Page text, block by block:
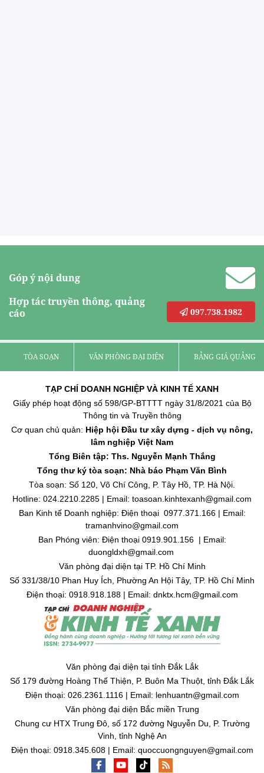
Góp ý nội dung
Hợp tác truyền thông, quảng
cáo
097.738.1982
TÒA SOẠN VĂN PHÒNG ĐẠI DIỆN BẢNG GIÁ QUẢNG
TẠP CHÍ DOANH NGHIỆP VÀ KINH TẾ XANH
Giấy phép hoạt động số 598/GP-BTTTT ngày 31/8/2021 của Bộ
Thông tin và Truyền thông
Cơ quan chủ quản: Hiệp hội Đầu tư xây dựng - dịch vụ nông,
lâm nghiệp Việt Nam
Tổng Biên tập: Ths. Nguyễn Mạnh Thắng
Tổng thư ký tòa soạn: Nhà báo Phạm Văn Bình
Tòa soạn: Số 120, Võ Chí Công, P. Tây Hồ, TP. Hà Nội.
Hotline: 024.2210.2285 | Email: toasoan.kinhtexanh@gmail.com
Ban Kinh tế Doanh nghiệp: Điện thoại 0977.371.166 | Email:
tramanhvino@gmail.com
Ban Phóng viên: Điện thoại 0919.901.156 | Email:
duongldxh@gmail.com
Văn phòng đại diện tại TP. Hồ Chí Minh
Số 331/38/10 Phan Huy Ích, Phường An Hội Tây, TP. Hồ Chí Minh
Điện thoại: 0918.918.188 | Email: dnktx.hcm@gmail.com
Văn phòng đại diện tại tỉnh Đắk Lắk
Số 179 đường Hoàng Thế Thiện, P. Buôn Ma Thuột, tỉnh Đắk Lắk
Điện thoại: 026.2361.1116 | Email: lenhuantn@gmail.com
Văn phòng đại diện Bắc miền Trung
Chung cư HTX Trung Đô, số 172 đường Nguyễn Du, P. Trường
Vinh, tỉnh Nghệ An
Điện thoại: 0918.345.608 | Email: quoccuongnguyen@gmail.com